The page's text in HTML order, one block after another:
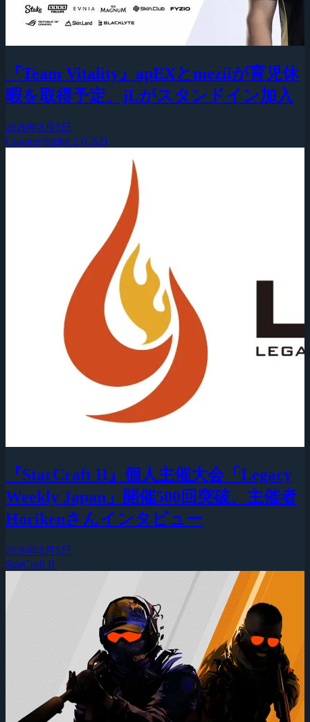
『Team Vitality』apEXとmeziiが育児休
暇を取得予定、jLがスタンドイン加入
2026年8月5日
Counter-Strike 2 (CS2)
『StarCraft II』個人主催大会「Legacy
Weekly Japan」開催500回突破、主催者
Horikenさんインタビュー
2026年8月5日
StarCraft II